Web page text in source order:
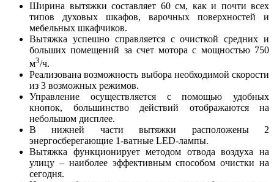
Ширина вытяжки составляет 60 см, как и почти всех
типов духовых шкафов, варочных поверхностей и
мебельных шкафчиков.
Вытяжка успешно справляется с очисткой средних и
больших помещений за счет мотора с мощностью 750
м3/ч.
Реализована возможность выбора необходимой скорости
из 3 возможных режимов.
Управление осуществляется с помощью удобных
кнопок, большинство действий отображаются на
небольшом дисплее.
В нижней части вытяжки расположены 2
энергосберегающие 1-ватные LED-лампы.
Вытяжка функционирует методом отвода воздуха на
улицу – наиболее эффективным способом очистки на
сегодня.